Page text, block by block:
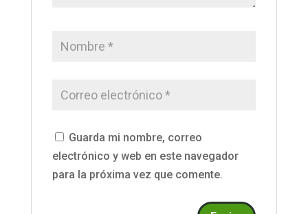
Guarda mi nombre, correo
electrónico y web en este navegador
para la próxima vez que comente.